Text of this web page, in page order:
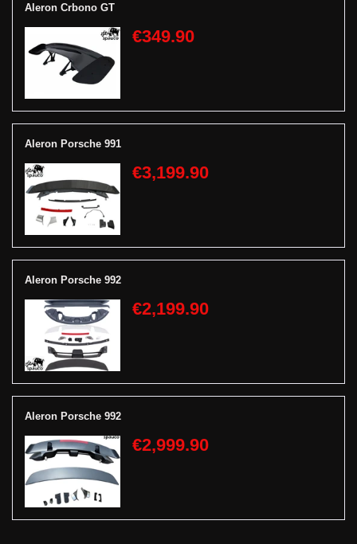
Aleron Crbono GT
€349.90
Aleron Porsche 991
€3,199.90
Aleron Porsche 992
€2,199.90
Aleron Porsche 992
€2,999.90